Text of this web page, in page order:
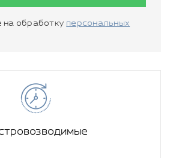
на обработку персональных